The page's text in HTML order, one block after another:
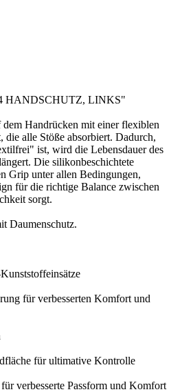
HANDSCHUTZ, LINKS"
Handrücken mit einer flexiblen
die alle Stöße absorbiert. Dadurch,
ist, wird die Lebensdauer des
Die silikonbeschichtete
Grip unter allen Bedingungen,
für die richtige Balance zwischen
sorgt.
Daumenschutz.
für verbesserten Komfort und
für ultimative Kontrolle
verbesserte Passform und Komfort